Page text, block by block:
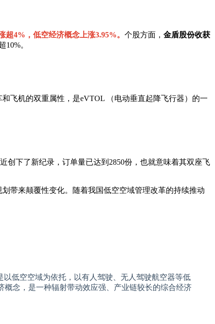
4%，低空经济概念上涨3.95%。 个股方面， 金盾股份收获
。
机的双重属性，是eVTOL （电动垂直起降飞行器）的一
创下了新纪录，订单量已达到2850份，也就意味着其双座飞
带来颠覆性变化。随着我国低空空域管理改革的持续推动
低空空域为依托，以有人驾驶、无人驾驶航空器等低
念，是一种辐射带动效应强、产业链较长的综合经济